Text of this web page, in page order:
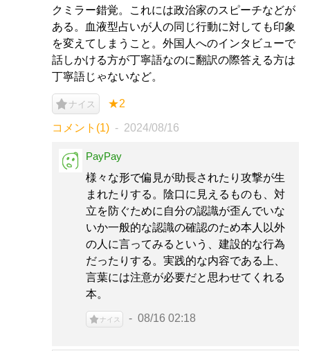
クミラー錯覚。これには政治家のスピーチなどが
ある。血液型占いが人の同じ行動に対しても印象
を変えてしまうこと。外国人へのインタビューで
話しかける方が丁寧語なのに翻訳の際答える方は
丁寧語じゃないなど。
ナイス ★2
コメント(1) 2024/08/16
PayPay
様々な形で偏見が助長されたり攻撃が生
まれたりする。陰口に見えるものも、対
立を防ぐために自分の認識が歪んでいな
いか一般的な認識の確認のため本人以外
の人に言ってみるという、建設的な行為
だったりする。実践的な内容である上、
言葉には注意が必要だと思わせてくれる
本。
ナイス 08/16 02:18